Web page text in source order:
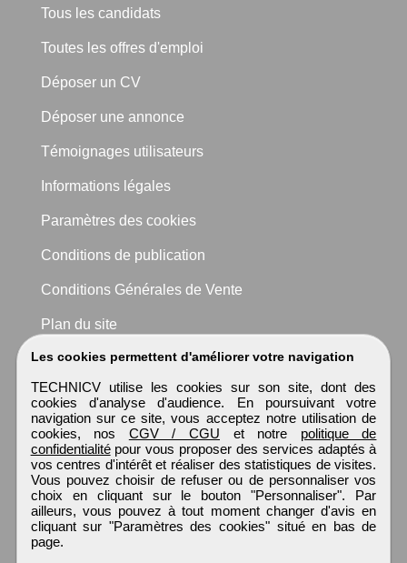
Les cookies permettent d'améliorer votre navigation
TECHNICV utilise les cookies sur son site, dont des
cookies d'analyse d'audience. En poursuivant votre
navigation sur ce site, vous acceptez notre utilisation de
cookies, nos CGV / CGU et notre politique de
confidentialitépour vous proposer des services adaptés à
vos centres d'intérêt et réaliser des statistiques de visites.
Vous pouvez choisir de refuser ou de personnaliser vos
choix en cliquant sur le bouton "Personnaliser". Par
ailleurs, vous pouvez à tout moment changer d'avis en
cliquant sur "Paramètres des cookies" situé en bas de
page.
Tous les candidats
Toutes les offres d'emploi
Déposer un CV
Déposer une annonce
Témoignages utilisateurs
Informations légales
Paramètres des cookies
Conditions de publication
Conditions Générales de Vente
Plan du site